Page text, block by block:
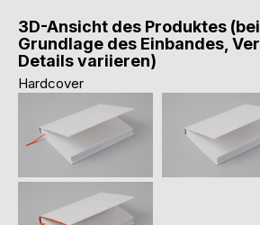
3D-Ansicht des Produktes
Grundlage des Einbandes,
Details variieren)
Hardcover